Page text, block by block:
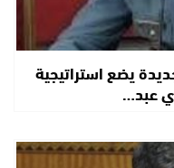
يضع استراتيجية
عبد…